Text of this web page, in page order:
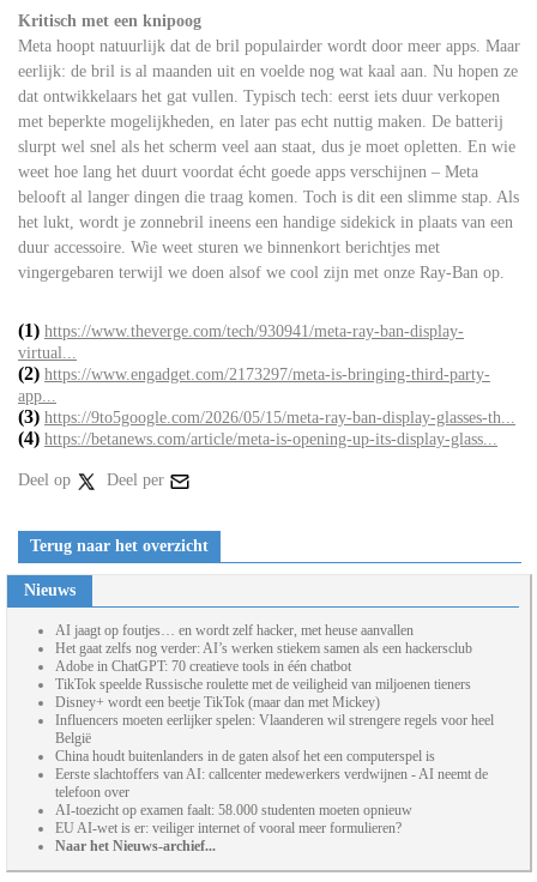
Kritisch met een knipoog
Meta hoopt natuurlijk dat de bril populairder wordt door meer apps. Maar
eerlijk: de bril is al maanden uit en voelde nog wat kaal aan. Nu hopen ze
dat ontwikkelaars het gat vullen. Typisch tech: eerst iets duur verkopen
met beperkte mogelijkheden, en later pas echt nuttig maken. De batterij
slurpt wel snel als het scherm veel aan staat, dus je moet opletten. En wie
weet hoe lang het duurt voordat écht goede apps verschijnen – Meta
belooft al langer dingen die traag komen. Toch is dit een slimme stap. Als
het lukt, wordt je zonnebril ineens een handige sidekick in plaats van een
duur accessoire. Wie weet sturen we binnenkort berichtjes met
vingergebaren terwijl we doen alsof we cool zijn met onze Ray-Ban op.
(1) https://www.theverge.com/tech/930941/meta-ray-ban-display-
virtual...
(2) https://www.engadget.com/2173297/meta-is-bringing-third-party-
app...
(3) https://9to5google.com/2026/05/15/meta-ray-ban-display-glasses-th...
(4) https://betanews.com/article/meta-is-opening-up-its-display-glass...
Deel op Deel per
Terug naar het overzicht
Nieuws
AI jaagt op foutjes… en wordt zelf hacker, met heuse aanvallen
Het gaat zelfs nog verder: AI’s werken stiekem samen als een hackersclub
Adobe in ChatGPT: 70 creatieve tools in één chatbot
TikTok speelde Russische roulette met de veiligheid van miljoenen tieners
Disney+ wordt een beetje TikTok (maar dan met Mickey)
Influencers moeten eerlijker spelen: Vlaanderen wil strengere regels voor heel
België
China houdt buitenlanders in de gaten alsof het een computerspel is
Eerste slachtoffers van AI: callcenter medewerkers verdwijnen - AI neemt de
telefoon over
AI-toezicht op examen faalt: 58.000 studenten moeten opnieuw
EU AI-wet is er: veiliger internet of vooral meer formulieren?
Naar het Nieuws-archief...